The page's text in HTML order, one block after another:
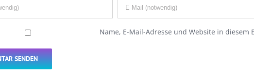
Name, E-Mail-Adresse und Website in